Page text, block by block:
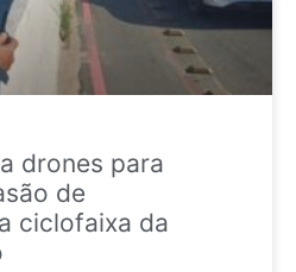
drones para
de
ciclofaixa da